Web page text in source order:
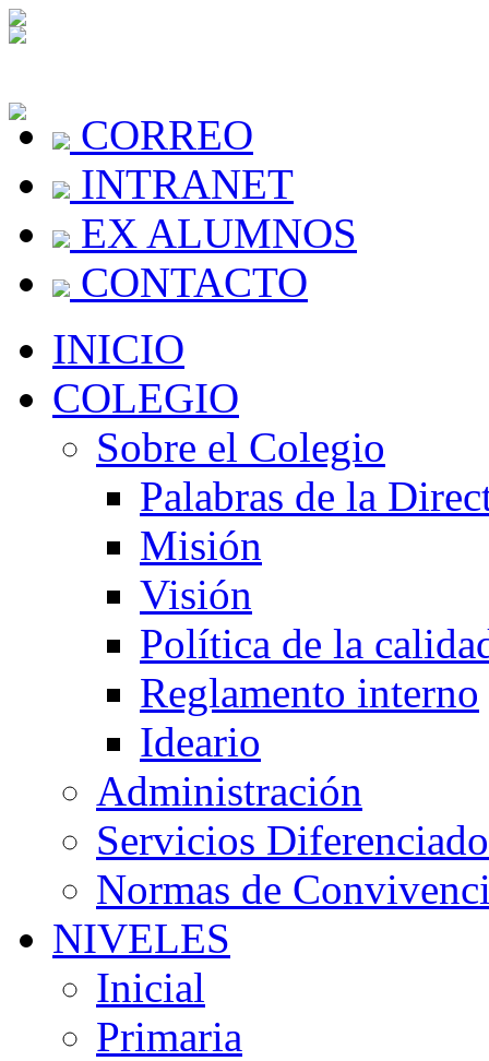
CORREO
INTRANET
EX ALUMNOS
CONTACTO
INICIO
COLEGIO
Sobre el Colegio
Palabras de la
Misión
Visión
Política de la
Reglamento interno
Ideario
Administración
Servicios
Normas de
NIVELES
Inicial
Primaria